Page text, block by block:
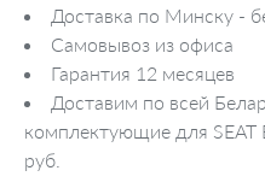
Доставка по Минску -
Самовывоз из офиса
Гарантия 12 месяцев
Доставим по всей
комплектующие для SEAT
руб.